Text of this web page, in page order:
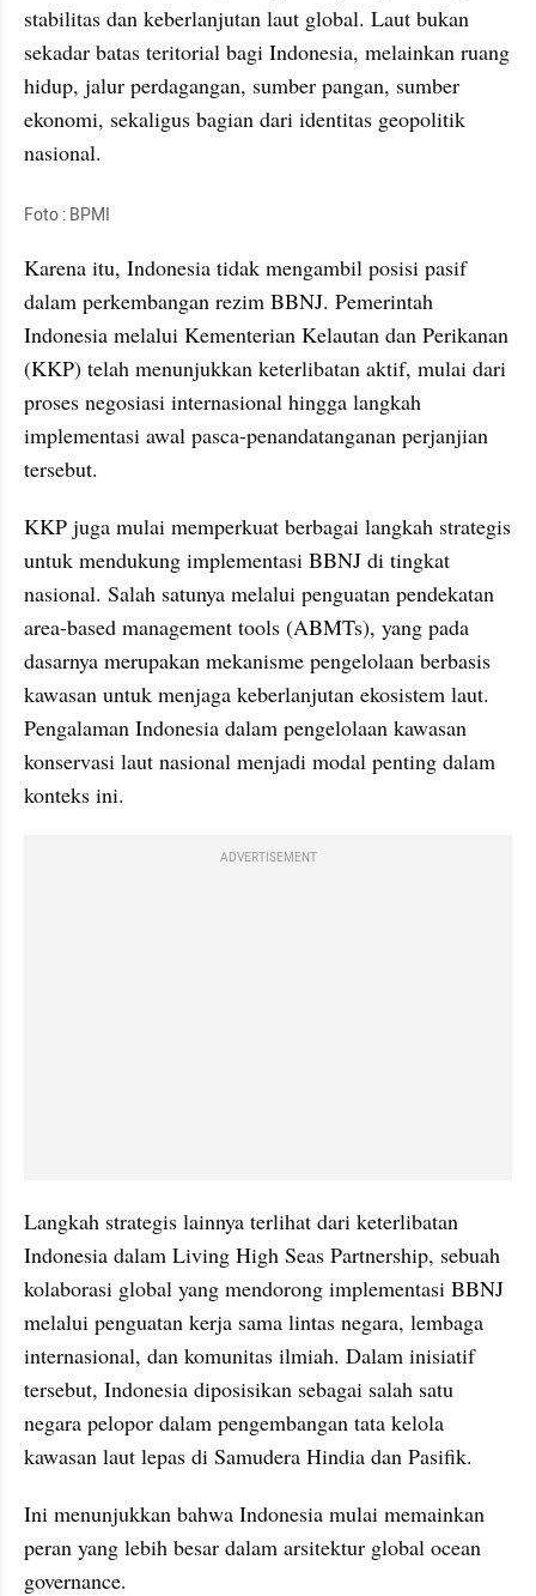
stabilitas dan keberlanjutan laut global. Laut bukan
sekadar batas teritorial bagi Indonesia, melainkan ruang
hidup, jalur perdagangan, sumber pangan, sumber
ekonomi, sekaligus bagian dari identitas geopolitik
nasional.
Foto : BPMI
Karena itu, Indonesia tidak mengambil posisi pasif
dalam perkembangan rezim BBNJ. Pemerintah
Indonesia melalui Kementerian Kelautan dan Perikanan
(KKP) telah menunjukkan keterlibatan aktif, mulai dari
proses negosiasi internasional hingga langkah
implementasi awal pasca-penandatanganan perjanjian
tersebut.
KKP juga mulai memperkuat berbagai langkah strategis
untuk mendukung implementasi BBNJ di tingkat
nasional. Salah satunya melalui penguatan pendekatan
area-based management tools (ABMTs), yang pada
dasarnya merupakan mekanisme pengelolaan berbasis
kawasan untuk menjaga keberlanjutan ekosistem laut.
Pengalaman Indonesia dalam pengelolaan kawasan
konservasi laut nasional menjadi modal penting dalam
konteks ini.
ADVERTISEMENT
Langkah strategis lainnya terlihat dari keterlibatan
Indonesia dalam Living High Seas Partnership, sebuah
kolaborasi global yang mendorong implementasi BBNJ
melalui penguatan kerja sama lintas negara, lembaga
internasional, dan komunitas ilmiah. Dalam inisiatif
tersebut, Indonesia diposisikan sebagai salah satu
negara pelopor dalam pengembangan tata kelola
kawasan laut lepas di Samudera Hindia dan Pasifik.
Ini menunjukkan bahwa Indonesia mulai memainkan
peran yang lebih besar dalam arsitektur global ocean
governance.